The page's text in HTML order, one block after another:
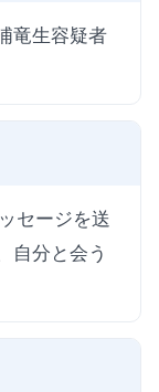
竜生容疑者
セージを送
自分と会う